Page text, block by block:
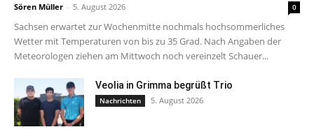
Sören Müller - 5. August 2026 0
Sachsen erwartet zur Wochenmitte nochmals hochsommerliches
Wetter mit Temperaturen von bis zu 35 Grad. Nach Angaben der
Meteorologen ziehen am Mittwoch noch vereinzelt Schauer...
Veolia in Grimma begrüßt Trio
Nachrichten 5. August 2026